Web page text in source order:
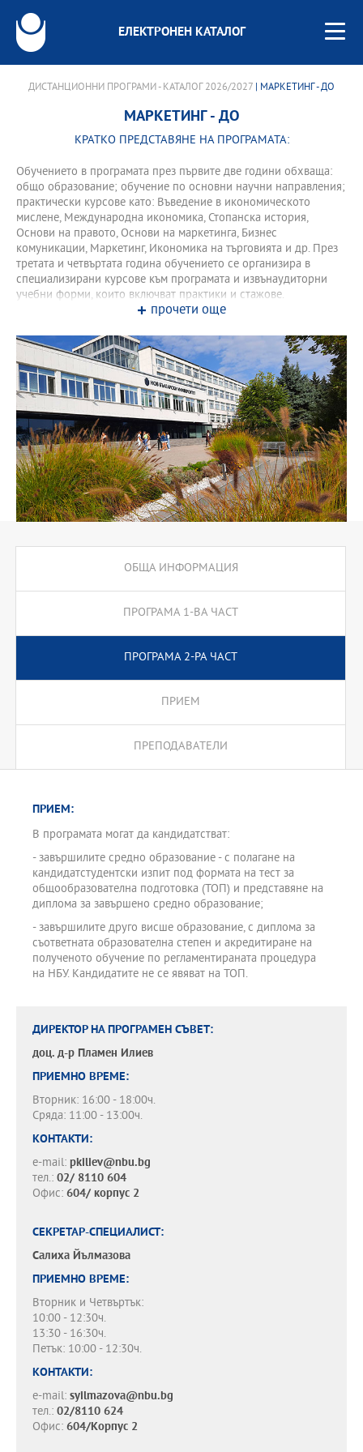
ЕЛЕКТРОНЕН КАТАЛОГ
ДИСТАНЦИОННИ ПРОГРАМИ - КАТАЛОГ 2026/2027 | МАРКЕТИНГ - ДО
МАРКЕТИНГ - ДО
КРАТКО ПРЕДСТАВЯНЕ НА ПРОГРАМАТА:
Обучението в програмата през първите две години обхваща:
общо образование; обучение по основни научни направления;
практически курсове като: Въведение в икономическото
мислене, Международна икономика, Стопанска история,
Основи на правото, Основи на маркетинга, Бизнес
комуникации, Маркетинг, Икономика на търговията и др. През
третата и четвъртата година обучението се организира в
специализирани курсове към програмата и извънаудиторни
учебни форми, които включват практики и стажове.
Програмата осигурява възможност за международна
Франция, Швейцария, Русия. Завършилите програмата могат
успешно да се реализират професионално като: маркетолози в
отдели по маркетинг, търговски звена, отдели за реклама и
РR,маркетинг мениджъри, търговски представители, търговски
мениджъри и др.
прочети още
ОБЩА ИНФОРМАЦИЯ
ПРОГРАМА 1-ВА ЧАСТ
ПРОГРАМА 2-РА ЧАСТ
ПРИЕМ
ПРЕПОДАВАТЕЛИ
ПРИЕМ:
В програмата могат да кандидатстват:
- завършилите средно образование - с полагане на
кандидатстудентски изпит под формата на тест за
общообразователна подготовка (ТОП) и представяне на
диплома за завършено средно образование;
- завършилите друго висше образование, с диплома за
съответната образователна степен и акредитиране на
полученото обучение по регламентираната процедура
на НБУ. Кандидатите не се явяват на ТОП.
ДИРЕКТОР НА ПРОГРАМЕН СЪВЕТ:
доц. д-р Пламен Илиев
ПРИЕМНО ВРЕМЕ:
Вторник: 16:00 - 18:00ч.
Сряда: 11:00 - 13:00ч.
КОНТАКТИ:
e-mail: pkiliev@nbu.bg
тел.: 02/ 8110 604
Офис: 604/ корпус 2
СЕКРЕТАР-СПЕЦИАЛИСТ:
Салиха Йълмазова
ПРИЕМНО ВРЕМЕ:
Вторник и Четвъртък:
10:00 - 12:30ч.
13:30 - 16:30ч.
Петък: 10:00 - 12:30ч.
КОНТАКТИ:
e-mail: syilmazova@nbu.bg
тел.: 02/8110 624
Офис: 604/Корпус 2